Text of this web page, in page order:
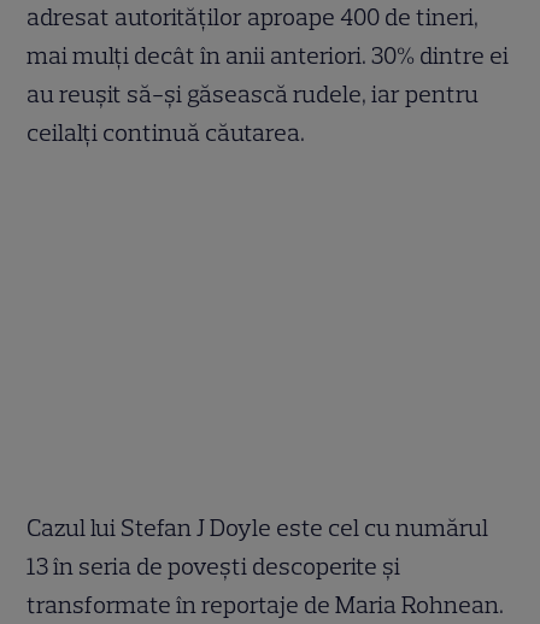
adresat autorităţilor aproape 400 de tineri,
mai mulţi decât în anii anteriori. 30% dintre ei
au reuşit să-şi găsească rudele, iar pentru
ceilalţi continuă căutarea.
Cazul lui Stefan J Doyle este cel cu numărul
13 în seria de povești descoperite și
transformate în reportaje de Maria Rohnean.